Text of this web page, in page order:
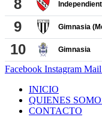
Facebook Instagram Mail
INICIO
QUIENES
CONTACTO